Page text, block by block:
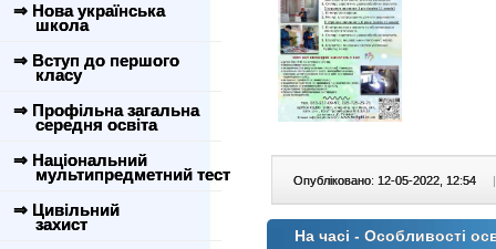
⇒ Нова українська
школа
⇒ Вступ до першого
класу
⇒ Профільна загальна
середня освіта
⇒ Національний
мультипредметний тест
⇒ Цивільний
захист
Опубліковано: 12-05-2022, 12:54 |
На часі - Особливості